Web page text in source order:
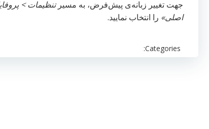
جهت تغییر زبانه‌ی پیش‌فرض، به مسیرتنظیمات >
اصلی» را انتخاب نمایید.
Categories: